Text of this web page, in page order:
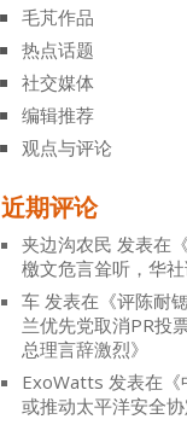
毛芃作品
热点话题
社交媒体
编辑推荐
观点与评论
近期评论
夹边沟农民 发表在《
檄文危言耸听，华
车 发表在《评陈耐
兰优先党取消PR投
总理言辞激烈》
ExoWatts 发表在《
或推动太平洋安全